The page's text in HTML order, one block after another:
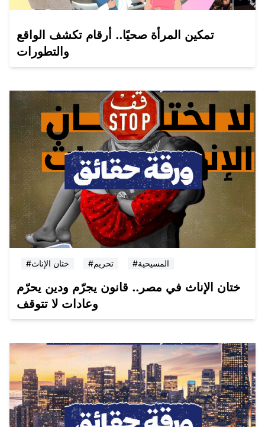
تمكين المرأة صحيًا.. أرقام تكشف الواقع
والتطورات
#ختان الإناث #تحريم #المسيحية
ختان الإناث في مصر.. قانون يجرّم ودين يحرّم
وعادات لا تتوقف